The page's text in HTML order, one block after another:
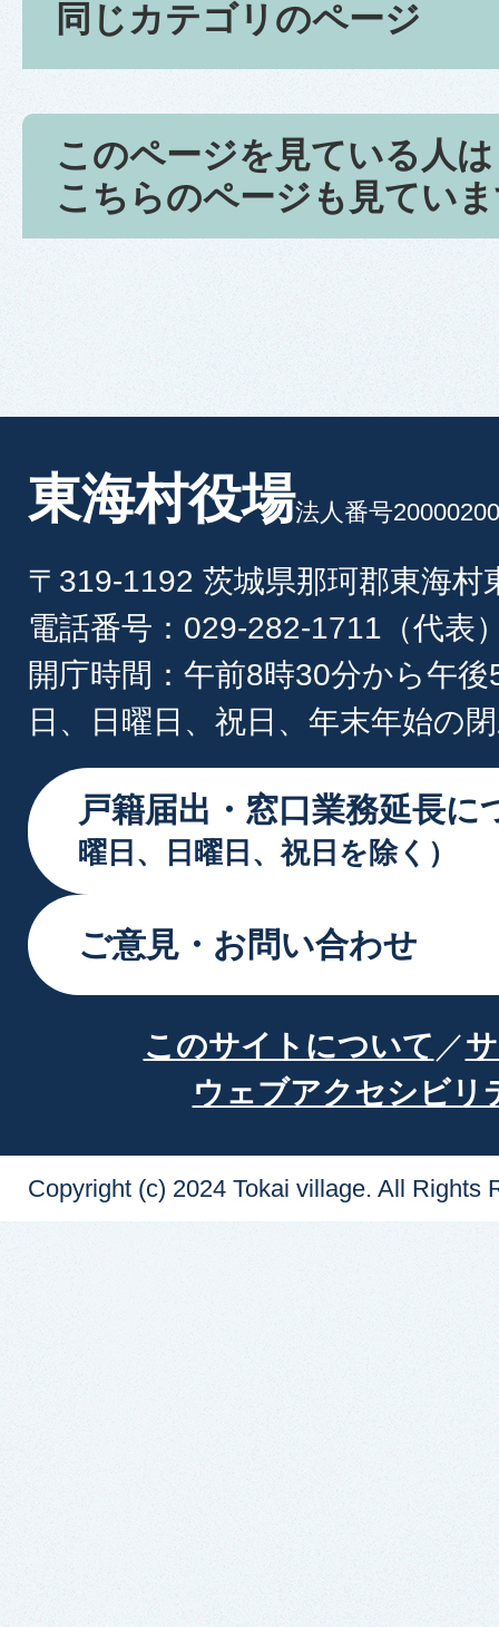
同じカテゴリのページ
このページを見ている人は
こちらのページも見てい
東海村役場法人番号
〒319-1192 茨城県那珂郡東海村
電話番号：029-282-1711（代表
開庁時間：午前8時30分から午
日、日曜日、祝日、年末年始の
戸籍届出・窓口業務延長に
曜日、日曜日、祝日を除く）
ご意見・お問い合わせ
このサイトについて
ウェブアクセシビリ
Copyright (c) 2024 Tokai village. All Rights